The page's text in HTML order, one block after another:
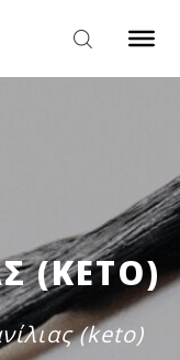
(KETO)
(keto)